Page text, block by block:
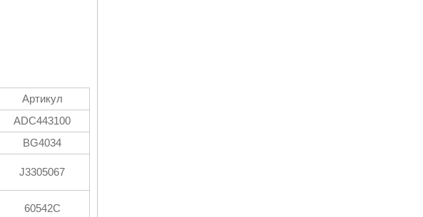
Артикул
ADC443100
BG4034
J3305067
60542C